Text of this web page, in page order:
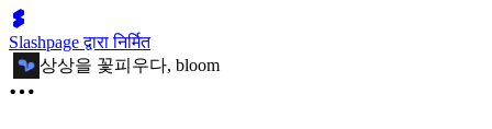
Slashpage द्वारा निर्मित
상상을 꽃피우다, bloom